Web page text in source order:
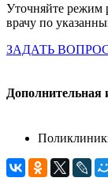
Уточняйте режим
врачу по
ЗАДАТЬ